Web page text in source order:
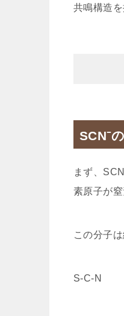
共鳴構造
SCN⁻
まず、
素原子が
この分子
S-C-N